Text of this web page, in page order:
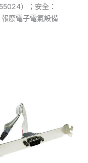
）；安全：
廢電子電氣設備